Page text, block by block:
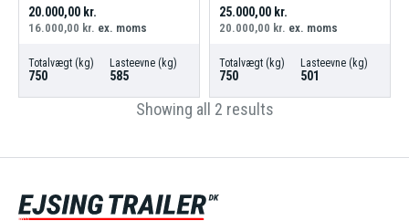
Showing all 2 results
20.000,00 kr.
16.000,00 kr. ex. moms
Totalvægt (kg)
750
Lasteevne (kg)
585
25.000,00 kr.
20.000,00 kr. ex. moms
Totalvægt (kg)
750
Lasteevne (kg)
501